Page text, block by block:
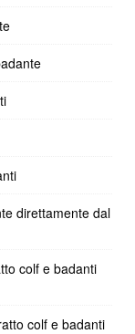
direttamente dal
colf e badanti
colf e badanti